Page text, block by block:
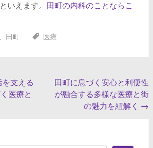
いえます。 田町の内科のことならこ
、 田町 医療
支える
医療と
田町に息づく安心と利便性
が融合する多様な医療と街
の魅力を紐解く →